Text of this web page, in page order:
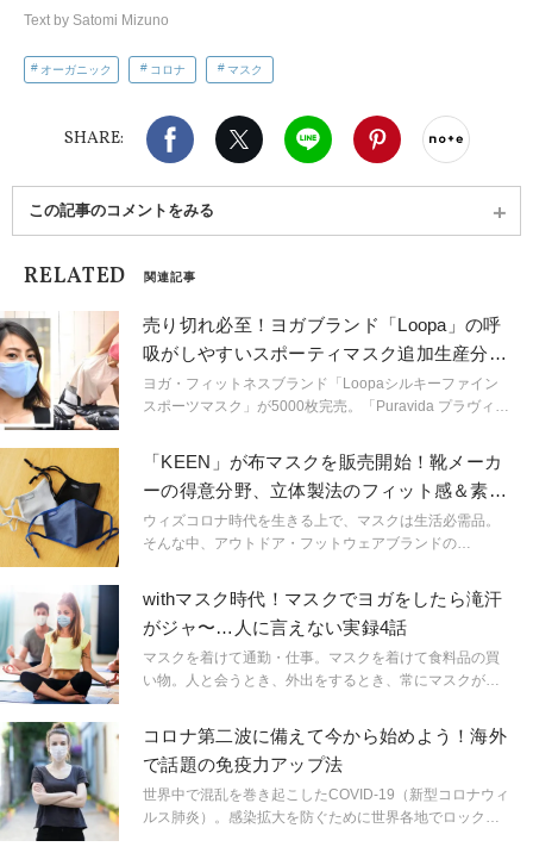
Text by Satomi Mizuno
オーガニック コロナ マスク
SHARE:
Facebook X（旧twitter）
LINE Pinterest
この記事のコメントをみる
RELATED 関連記事
売り切れ必至！ヨガブランド「Loopa」の呼
吸がしやすいスポーティマスク追加生産分を
受付中
ヨガ・フィットネスブランド「Loopaシルキーファイン
スポーツマスク」が5000枚完売。「Puravida プラヴィ
「KEEN」が布マスクを販売開始！靴メーカ
ーの得意分野、立体製法のフィット感＆素材
がすごい
ウィズコロナ時代を生きる上で、マスクは生活必需品。
そんな中、アウトドア・フットウェアブランドの
TOGETHER MASK（キーントゥギャザーマスク）』が
6/29より販売スタート。その魅力とは？
withマスク時代！マスクでヨガをしたら滝汗
がジャ〜…人に言えない実録4話
マスクを着けて通勤・仕事。マスクを着けて食料品の買
い物。人と会うとき、外出をするとき、常にマスクが手
休業していたレッスンが再開となったスタジオでも、
「マスクでヨガ」がニュースタンダードに。
コロナ第二波に備えて今から始めよう！海外
で話題の免疫力アップ法
世界中で混乱を巻き起こしたCOVID-19（新型コロナウィ
ルス肺炎）。感染拡大を防ぐために世界各地でロックダ